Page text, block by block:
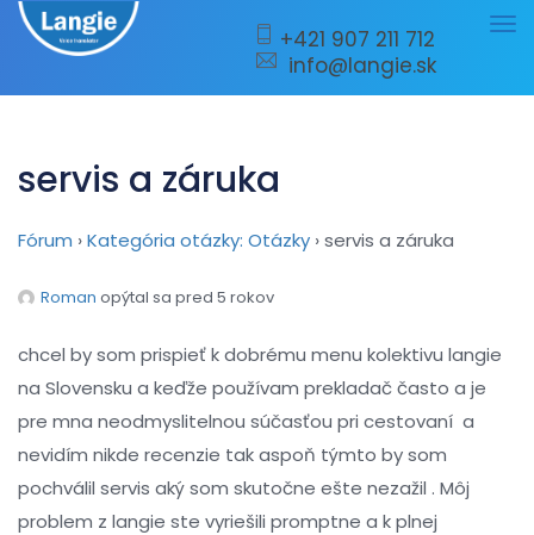
+421 907 211 712
info@langie.sk
servis a záruka
Fórum ›Kategória otázky: Otázky ›servis a záruka
Roman opýtal sa pred 5 rokov
chcel by som prispieť k dobrému menu kolektivu langie
na Slovensku a keďže používam prekladač často a je
pre mna neodmyslitelnou súčasťou pri cestovaní a
nevidím nikde recenzie tak aspoň týmto by som
pochválil servis aký som skutočne ešte nezažil . Môj
problem z langie ste vyriešili promptne a k plnej